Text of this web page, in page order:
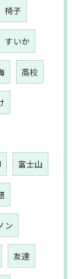
椅子
すいか
高校
富士山
ン
友達